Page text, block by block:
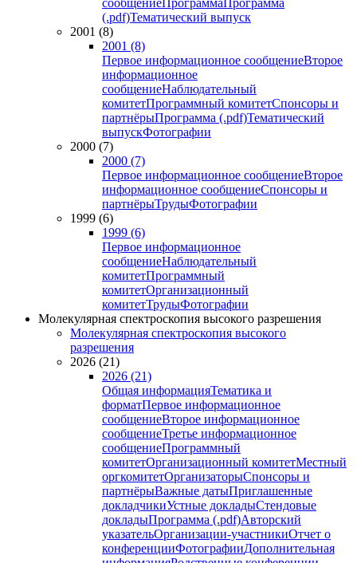
сообщениеПрограммаПрограмма
(.pdf)Тематический выпуск
2001 (8)
2001 (8)
Первое информационное сообщениеВторое
информационное
сообщениеНаблюдательный
комитетПрограммный комитетСпонсоры и
партнёрыПрограмма (.pdf)Тематический
выпускФотографии
2000 (7)
2000 (7)
Первое информационное сообщениеВторое
информационное сообщениеСпонсоры и
партнёрыТрудыФотографии
1999 (6)
1999 (6)
Первое информационное
сообщениеНаблюдательный
комитетПрограммный
комитетОрганизационный
комитетТрудыФотографии
Молекулярная спектроскопия высокого разрешения
Молекулярная спектроскопия высокого
разрешения
2026 (21)
2026 (21)
Общая информацияТематика и
форматПервое информационное
сообщениеВторое информационное
сообщениеТретье информационное
сообщениеПрограммный
комитетОрганизационный комитетМестный
оргкомитетОрганизаторыСпонсоры и
партнёрыВажные датыПриглашенные
докладчикиУстные докладыСтендовые
докладыПрограмма (.pdf)Авторский
указательОрганизации-участникиОтчет о
конференцииФотографииДополнительная